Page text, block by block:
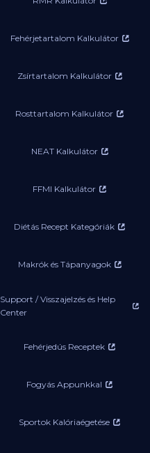
Fehérjetartalom Kalkulátor
Zsírtartalom Kalkulátor
Rosttartalom Kalkulátor
NEAT Kalkulátor
FFMI Kalkulátor
Diétás Recept Kategóriák
Makrók és Tápanyagok
Support / Visszajelzés és Help
Center
Fehérjedús Receptek
Fogyás Appunkkal
Sportok Kalóriaégetése